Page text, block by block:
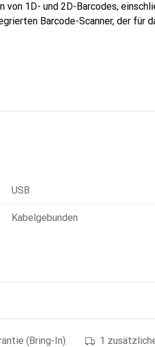
1D- und 2D-Barcodes,
Barcode-Scanner, der für
USB
Kabelgebunden
(Bring-In)
1